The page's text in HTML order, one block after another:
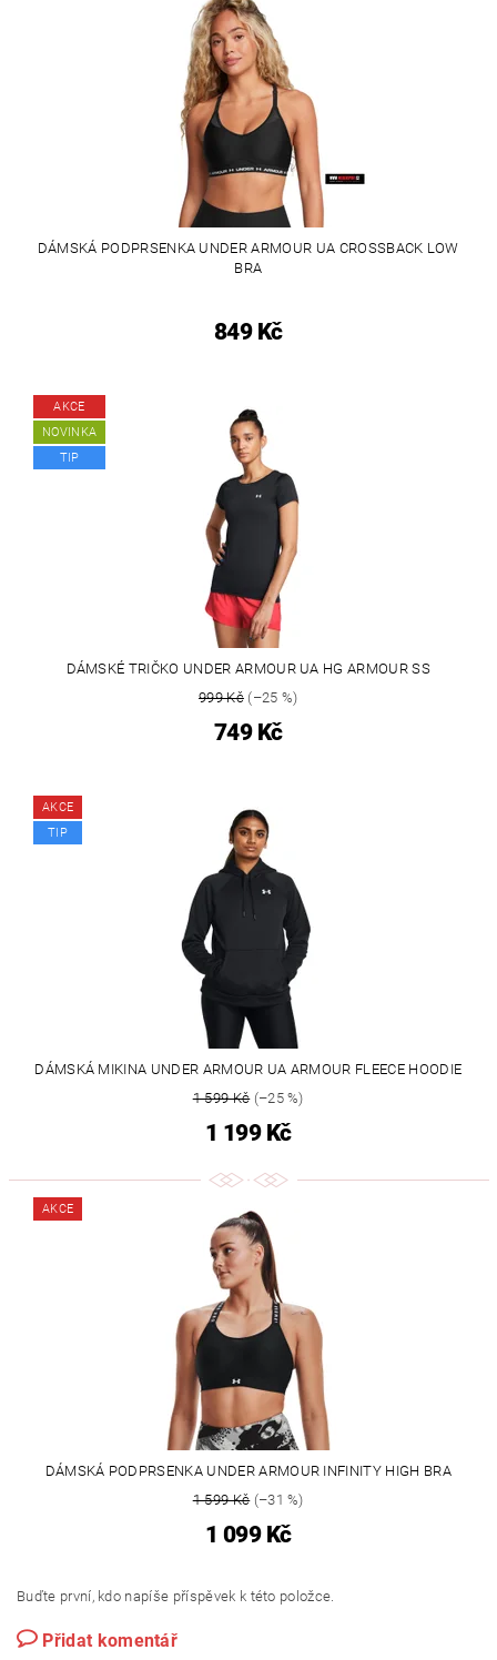
DÁMSKÁ PODPRSENKA UNDER ARMOUR UA CROSSBACK LOW
BRA
849 Kč
AKCE
NOVINKA
TIP
DÁMSKÉ TRIČKO UNDER ARMOUR UA HG ARMOUR SS
999 Kč(–25 %)
749 Kč
AKCE
TIP
DÁMSKÁ MIKINA UNDER ARMOUR UA ARMOUR FLEECE HOODIE
1 599 Kč(–25 %)
1 199 Kč
AKCE
DÁMSKÁ PODPRSENKA UNDER ARMOUR INFINITY HIGH BRA
1 599 Kč(–31 %)
1 099 Kč
Buďte první, kdo napíše příspěvek k této položce.
Přidat komentář